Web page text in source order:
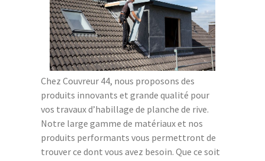
Chez Couvreur 44, nous proposons des
produits innovants et grande qualité pour
vos travaux d’habillage de planche de rive.
Notre large gamme de matériaux et nos
produits performants vous permettront de
trouver ce dont vous avez besoin. Que ce soit